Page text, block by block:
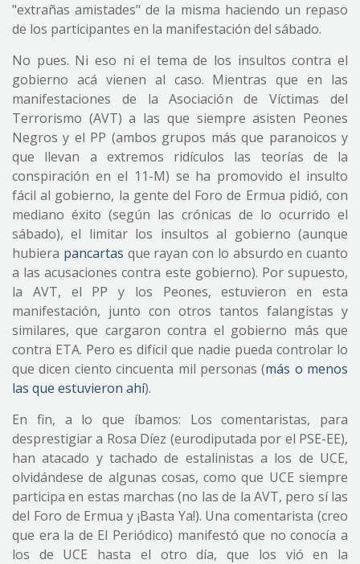
"extrañas amistades" de la misma haciendo un repaso
de los participantes en la manifestación del sábado.
No pues. Ni eso ni el tema de los insultos contra el
gobierno acá vienen al caso. Mientras que en las
manifestaciones de la Asociación de Víctimas del
Terrorismo (AVT) a las que siempre asisten Peones
Negros y el PP (ambos grupos más que paranoicos y
que llevan a extremos ridículos las teorías de la
conspiración en el 11-M) se ha promovido el insulto
fácil al gobierno, la gente del Foro de Ermua pidió, con
mediano éxito (según las crónicas de lo ocurrido el
sábado), el limitar los insultos al gobierno (aunque
hubiera pancartas que rayan con lo absurdo en cuanto
a las acusaciones contra este gobierno). Por supuesto,
la AVT, el PP y los Peones, estuvieron en esta
manifestación, junto con otros tantos falangistas y
similares, que cargaron contra el gobierno más que
contra ETA. Pero es difícil que nadie pueda controlar lo
que dicen ciento cincuenta mil personas (más o menos
las que estuvieron ahí).
En fin, a lo que íbamos: Los comentaristas, para
desprestigiar a Rosa Díez (eurodiputada por el PSE-EE),
han atacado y tachado de estalinistas a los de UCE,
olvidándese de algunas cosas, como que UCE siempre
participa en estas marchas (no las de la AVT, pero sí las
del Foro de Ermua y ¡Basta Ya!). Una comentarista (creo
que era la de El Periódico) manifestó que no conocía a
los de UCE hasta el otro día, que los vió en la